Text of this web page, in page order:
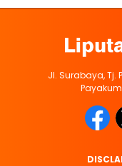
Jl. Surabaya, Tj.